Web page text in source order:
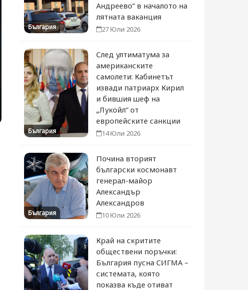
България
Андреево“ в началото на
лятната ваканция
27 Юли 2026
България
След ултиматума за
американските
самолети: Кабинетът
извади патриарх Кирил
и бившия шеф на
„Лукойл“ от
европейските санкции
14 Юли 2026
България
Почина вторият
български космонавт
генерал-майор
Александър
Александров
10 Юли 2026
Край на скритите
обществени поръчки:
България пусна СИГМА –
системата, която
показва къде отиват